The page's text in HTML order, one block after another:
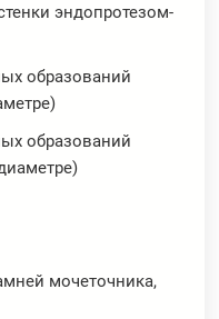
эндопротезом-
образований
образований
мочеточника,